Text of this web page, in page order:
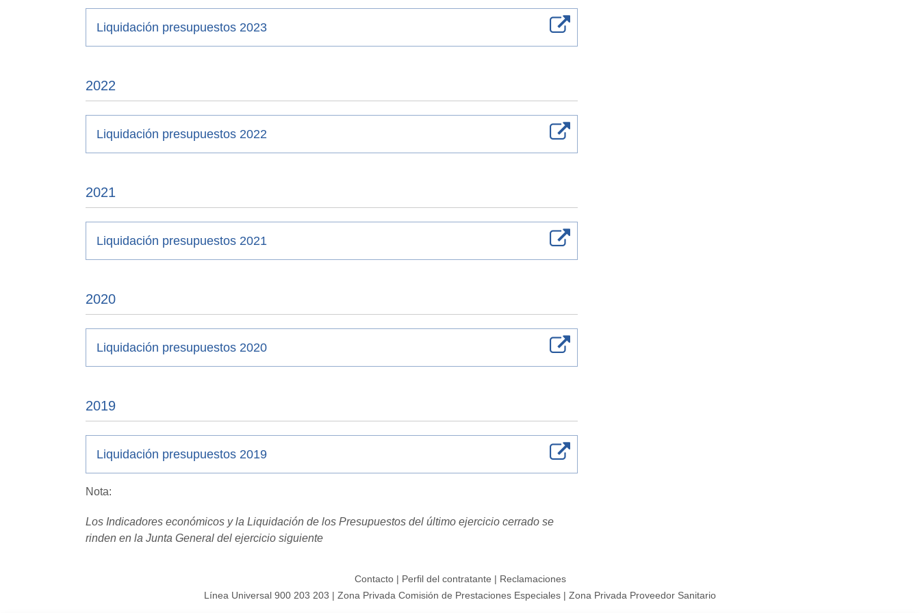
Liquidación presupuestos 2023
2022
Liquidación presupuestos 2022
2021
Liquidación presupuestos 2021
2020
Liquidación presupuestos 2020
2019
Liquidación presupuestos 2019
Nota:
Los Indicadores económicos y la Liquidación de los Presupuestos del último ejercicio cerrado se
rinden en la Junta General del ejercicio siguiente
Contacto| Perfil del contratante | Reclamaciones
Línea Universal 900 203 203 | Zona Privada Comisión de Prestaciones Especiales | Zona Privada Proveedor Sanitario